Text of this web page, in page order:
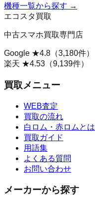
機種一覧から探す →
エコスタ買取
中古スマホ買取専門店
Google ★4.8 （3,180件）
楽天 ★4.53 （9,139件）
買取メニュー
WEB査定
買取の流れ
白ロム・赤ロムとは
買取ガイド
用語集
よくある質問
お問い合わせ
メーカーから探す